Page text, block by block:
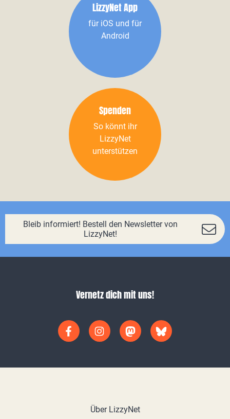
LizzyNet App
für iOS und für
Android
Spenden
So könnt ihr
LizzyNet
unterstützen
Bleib informiert! Bestell den Newsletter von
LizzyNet!
Vernetz dich mit uns!
Über LizzyNet